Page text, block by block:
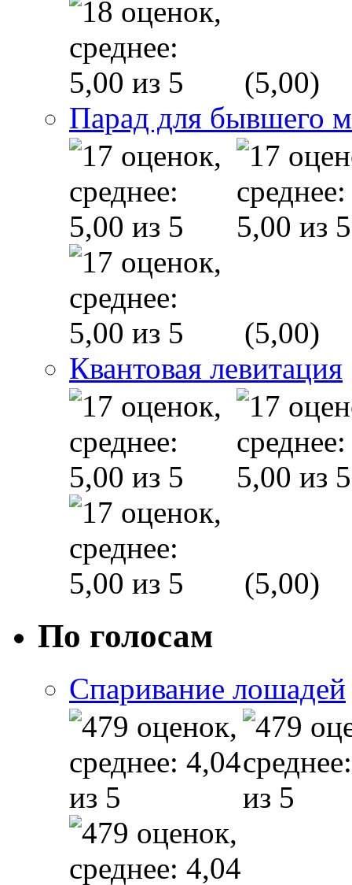
(5,00)
Парад для бывшего
(5,00)
Квантовая левитация
(5,00)
По голосам
Спаривание лошадей